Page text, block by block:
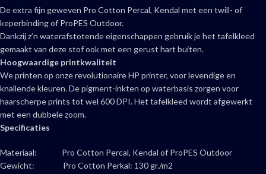
De extra fijn geweven Pro Cotton Percal, Kendal met een twill- of
keperbinding of ProPES Outdoor.
Dankzij z’n waterafstotende eigenschappen gebruik je het tafelkleed
gemaakt van deze stof ook met een gerust hart buiten.
Hoogwaardige printkwaliteit
We printen op onze revolutionaire HP printer, voor levendige en
knallende kleuren. De pigment-inkten op waterbasis zorgen voor
haarscherpe prints tot wel 600 DPI. Het tafelkleed wordt afgewerkt
met een dubbele zoom.
Specificaties
Materiaal: Pro Cotton Percal, Kendal of ProPES Outdoor
Gewicht: Pro Cotton Perkal: 130 gr./m2